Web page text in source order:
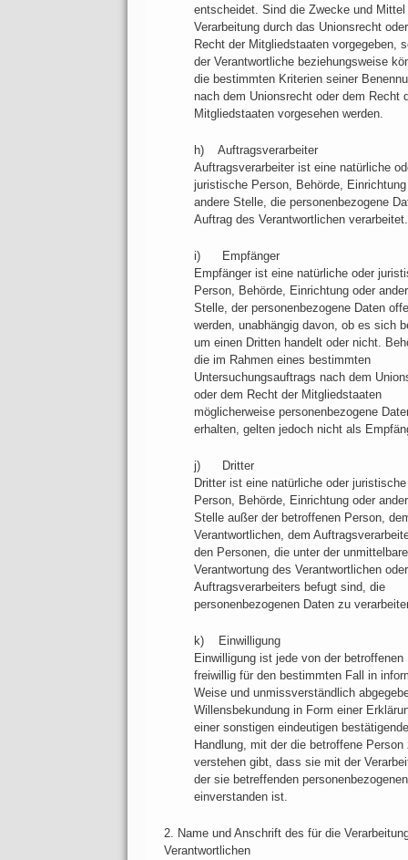
entscheidet. Sind die Zwecke und Mittel
Verarbeitung durch das Unionsrecht
Recht der Mitgliedstaaten vorgegeben,
der Verantwortliche beziehungsweise
die bestimmten Kriterien seiner
nach dem Unionsrecht oder dem Recht
Mitgliedstaaten vorgesehen werden.
h) Auftragsverarbeiter
Auftragsverarbeiter ist eine natürliche
juristische Person, Behörde, Einrichtung
andere Stelle, die personenbezogene
Auftrag des Verantwortlichen verarbeitet.
i) Empfänger
Empfänger ist eine natürliche oder
Person, Behörde, Einrichtung oder
Stelle, der personenbezogene Daten
werden, unabhängig davon, ob es sich
um einen Dritten handelt oder nicht.
die im Rahmen eines bestimmten
Untersuchungsauftrags nach dem
oder dem Recht der Mitgliedstaaten
möglicherweise personenbezogene
erhalten, gelten jedoch nicht als
j) Dritter
Dritter ist eine natürliche oder juristische
Person, Behörde, Einrichtung oder
Stelle außer der betroffenen Person,
Verantwortlichen, dem
den Personen, die unter der
Verantwortung des Verantwortlichen
Auftragsverarbeiters befugt sind, die
personenbezogenen Daten zu
k) Einwilligung
Einwilligung ist jede von der betroffenen
freiwillig für den bestimmten Fall in
Weise und unmissverständlich
Willensbekundung in Form einer
einer sonstigen eindeutigen
Handlung, mit der die betroffene Person
verstehen gibt, dass sie mit der
der sie betreffenden
einverstanden ist.
2. Name und Anschrift des für die
Verantwortlichen